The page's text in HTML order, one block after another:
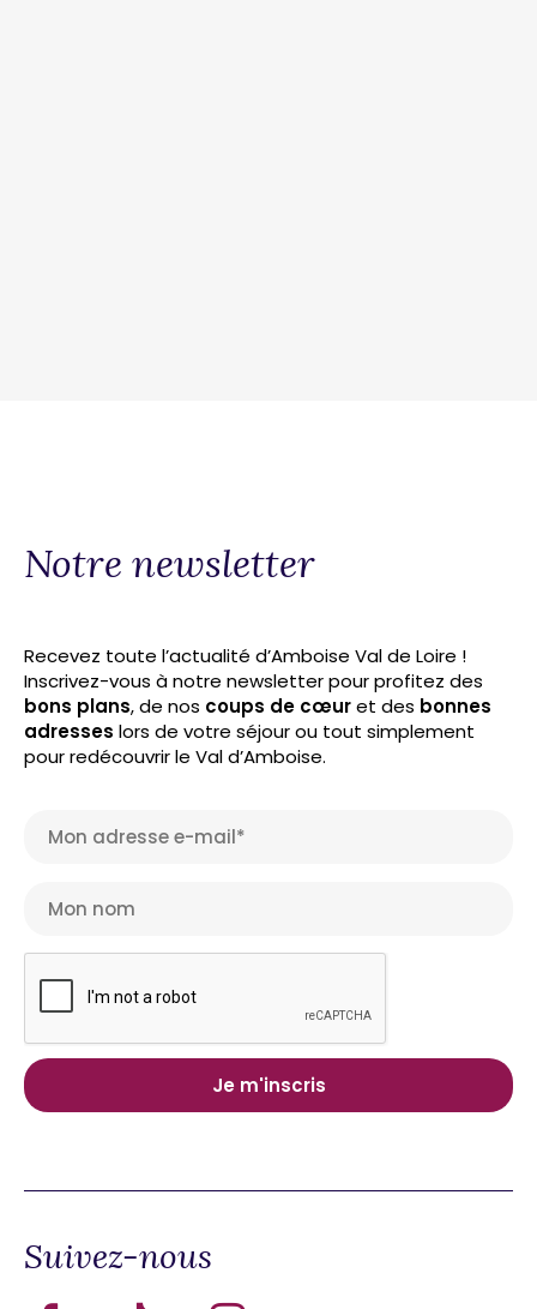
Notre newsletter
Recevez toute l’actualité d’Amboise Val de Loire !
Inscrivez-vous à notre newsletter pour profitez des
bons plans, de nos coups de cœuret des bonnes
adresses lors de votre séjour ou tout simplement
pour redécouvrir le Val d’Amboise.
Suivez-nous